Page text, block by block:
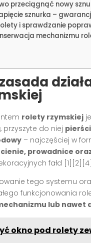
przeciągnąć nowy
sznurka –
i sprawdzanie
mechanizmu
rolety rzymskiej
, przyszyte do niej
– najczęściej w
prowadnice
fałd [1][2][4]
tego systemu
funkcjonowania
lub nawet
okno pod rolety